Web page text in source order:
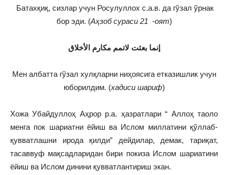
Батахқиқ, сизлар учун Росулуллох с.а.в. да гўзал ўрнак
бор эди. (Аҳзоб сураси 21 -оят)
إنما بعثت لاتمم مكارم الأخلاق
Мен албатта гўзал хулқларни ниҳоясига етказишлик учун
юборилдим. (хадиси шариф)
Хожа Убайдуллоҳ Аҳрор р.а. ҳазратлари “ Аллоҳ таоло
менга пок шариатни ёйиш ва Ислом миллатини қўллаб-
қувватлашни ирода қилди” дейдилар, демак, тариқат,
тасаввуф мақсадларидан бири покиза Ислом шариатини
ёйиш ва Ислом динини қувватлантириш экан.